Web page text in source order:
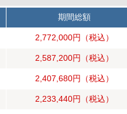
期間総額
2,772,000円 （税込）
2,587,200円 （税込）
2,407,680円 （税込）
2,233,440円 （税込）